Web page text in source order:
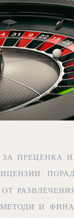
ЗА ПРЕЦЕНКА
И